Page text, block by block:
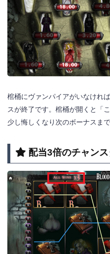
棺桶にヴァンパイアがいなけれ
スが終了です。棺桶が開くと「
少し悔しくなり次のボーナスま
配当3倍のチャン